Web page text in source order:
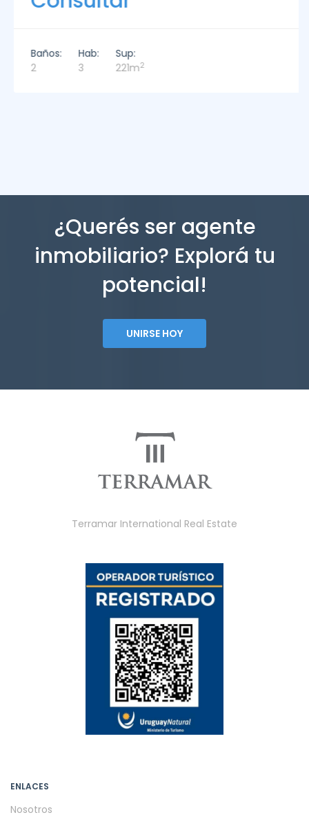
Baños:
2
Hab:
3
Sup:
221m2
¿Querés ser agente
inmobiliario? Explorá tu
potencial!
UNIRSE HOY
Terramar International Real Estate
ENLACES
Nosotros